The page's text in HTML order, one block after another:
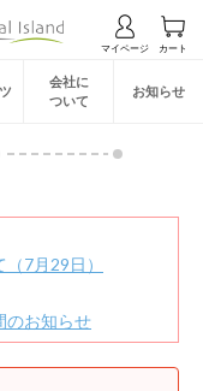
会社に
ついて
お知らせ
7月29日）
のお知らせ